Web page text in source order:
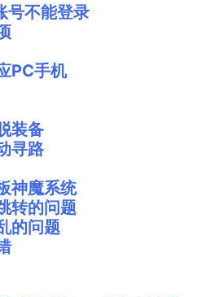
城
线
号不能登录
PC手机
装备
寻路
神魔系统
转的问题
的问题